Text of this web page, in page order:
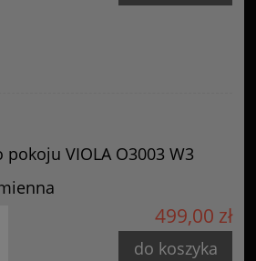
pokoju VIOLA O3003 W3
499,00 zł
do koszyka